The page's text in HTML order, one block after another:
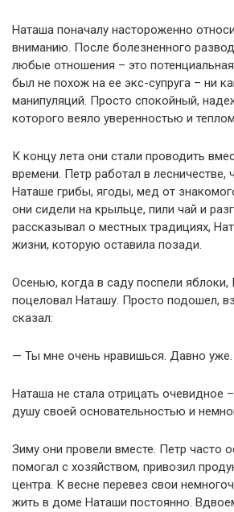
Наташа поначалу настороженно
вниманию. После болезненного
любые отношения – это
был не похож на ее экс-супруга – ни
манипуляций. Просто спокойный,
которого веяло уверенностью и
К концу лета они стали проводить
времени. Петр работал в лесничестве,
Наташе грибы, ягоды, мед от
они сидели на крыльце, пили чай и
рассказывал о местных традициях,
жизни, которую оставила позади.
Осенью, когда в саду поспели яблоки,
поцеловал Наташу. Просто подошел,
сказал:
— Ты мне очень нравишься. Давно уже.
Наташа не стала отрицать очевидное
душу своей основательностью и
Зиму они провели вместе. Петр часто
помогал с хозяйством, привозил
центра. К весне перевез свои
жить в доме Наташи постоянно.